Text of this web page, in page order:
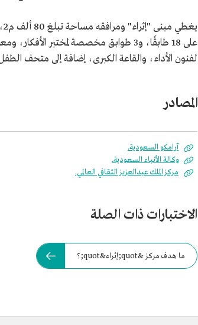
لفنون الأداء، والقاعة الكبرى، إضافة إلى متحف
المصادر
آرامكو السعودية.
وكالة الأنباء السعودية.
مركز الملك عبدالعزيز الثقافي العالمي.
الاختبارات ذات الصلة
ما هدف مركز &quot;إثراء&quot;؟